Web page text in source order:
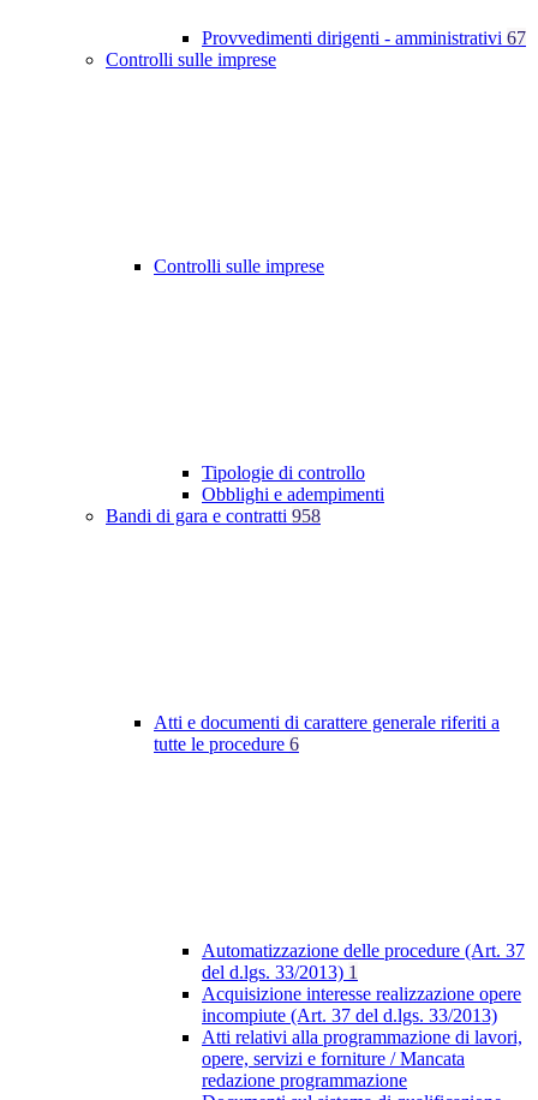
Provvedimenti dirigenti - amministrativi 67
Controlli sulle imprese
Controlli sulle imprese
Tipologie di controllo
Obblighi e adempimenti
Bandi di gara e contratti 958
Atti e documenti di carattere generale riferiti a
tutte le procedure 6
Automatizzazione delle procedure (Art. 37
del d.lgs. 33/2013) 1
Acquisizione interesse realizzazione opere
incompiute (Art. 37 del d.lgs. 33/2013)
Atti relativi alla programmazione di lavori,
opere, servizi e forniture / Mancata
redazione programmazione